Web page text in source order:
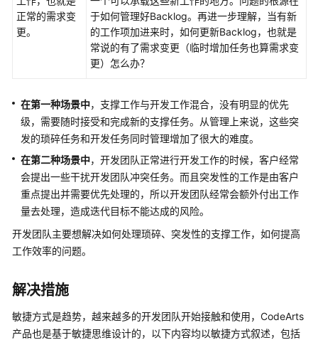
CodeArts
总
Scrum
项
目
最
实
践
Scrum
目
实
正常的需求变
更。
于如何管理好Backlog。再进一步理解，当有新
的工作项加进来时，如何更新Backlog，也就是
常说的有了需求变更（临时增加任务也算需求变
更）怎么办？
在第一种场景中，支撑工作与开发工作混合，没有明显的优先
级，需要随时接受和完成新的支撑任务。从管理上来说，这些突
发的琐碎任务和开发任务同时管理增加了很大的难度。
在第二种场景中，开发团队正常进行开发工作的时候，客户经常
会提出一些干扰开发团队冲突任务。而且突发性的工作是由客户
重点提出并需要优先处理的，所以开发团队经常会额外付出工作
量去处理，造成迭代目标不能达成的风险。
开发团队主要想解决如何处理琐碎、突发性的支撑工作，如何提高
工作效率的问题。
解决措施
敏捷方式是趋势，越来越多的开发团队开始接触和使用，CodeArts
产品也是基于敏捷思维设计的，以下内容均以敏捷方式叙述，包括